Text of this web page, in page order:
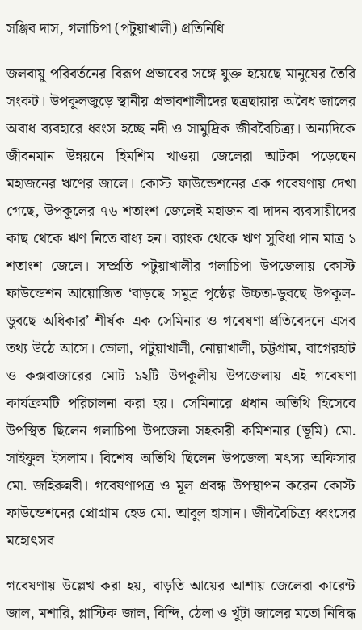
সঞ্জিব দাস, গলাচিপা (পটুয়াখালী) প্রতিনিধি
জলবায়ু পরিবর্তনের বিরূপ প্রভাবের সঙ্গে যুক্ত হয়েছে মানুষের তৈরি
সংকট। উপকূলজুড়ে স্থানীয় প্রভাবশালীদের ছত্রছায়ায় অবৈধ জালের
অবাধ ব্যবহারে ধ্বংস হচ্ছে নদী ও সামুদ্রিক জীববৈচিত্র্য। অন্যদিকে
জীবনমান উন্নয়নে হিমশিম খাওয়া জেলেরা আটকা পড়েছেন
মহাজনের ঋণের জালে। কোস্ট ফাউন্ডেশনের এক গবেষণায় দেখা
গেছে, উপকূলের ৭৬ শতাংশ জেলেই মহাজন বা দাদন ব্যবসায়ীদের
কাছ থেকে ঋণ নিতে বাধ্য হন। ব্যাংক থেকে ঋণ সুবিধা পান মাত্র ১
শতাংশ জেলে। সম্প্রতি পটুয়াখালীর গলাচিপা উপজেলায় কোস্ট
ফাউন্ডেশন আয়োজিত ‘বাড়ছে সমুদ্র পৃষ্ঠের উচ্চতা-ডুবছে উপকূল-
ডুবছে অধিকার’ শীর্ষক এক সেমিনার ও গবেষণা প্রতিবেদনে এসব
তথ্য উঠে আসে। ভোলা, পটুয়াখালী, নোয়াখালী, চট্টগ্রাম, বাগেরহাট
ও কক্সবাজারের মোট ১২টি উপকূলীয় উপজেলায় এই গবেষণা
কার্যক্রমটি পরিচালনা করা হয়। সেমিনারে প্রধান অতিথি হিসেবে
উপস্থিত ছিলেন গলাচিপা উপজেলা সহকারী কমিশনার (ভূমি) মো.
সাইফুল ইসলাম। বিশেষ অতিথি ছিলেন উপজেলা মৎস্য অফিসার
মো. জহিরুন্নবী। গবেষণাপত্র ও মূল প্রবন্ধ উপস্থাপন করেন কোস্ট
ফাউন্ডেশনের প্রোগ্রাম হেড মো. আবুল হাসান। জীববৈচিত্র্য ধ্বংসের
মহোৎসব
গবেষণায় উল্লেখ করা হয়, বাড়তি আয়ের আশায় জেলেরা কারেন্ট
জাল, মশারি, প্লাস্টিক জাল, বিন্দি, ঠেলা ও খুঁটা জালের মতো নিষিদ্ধ